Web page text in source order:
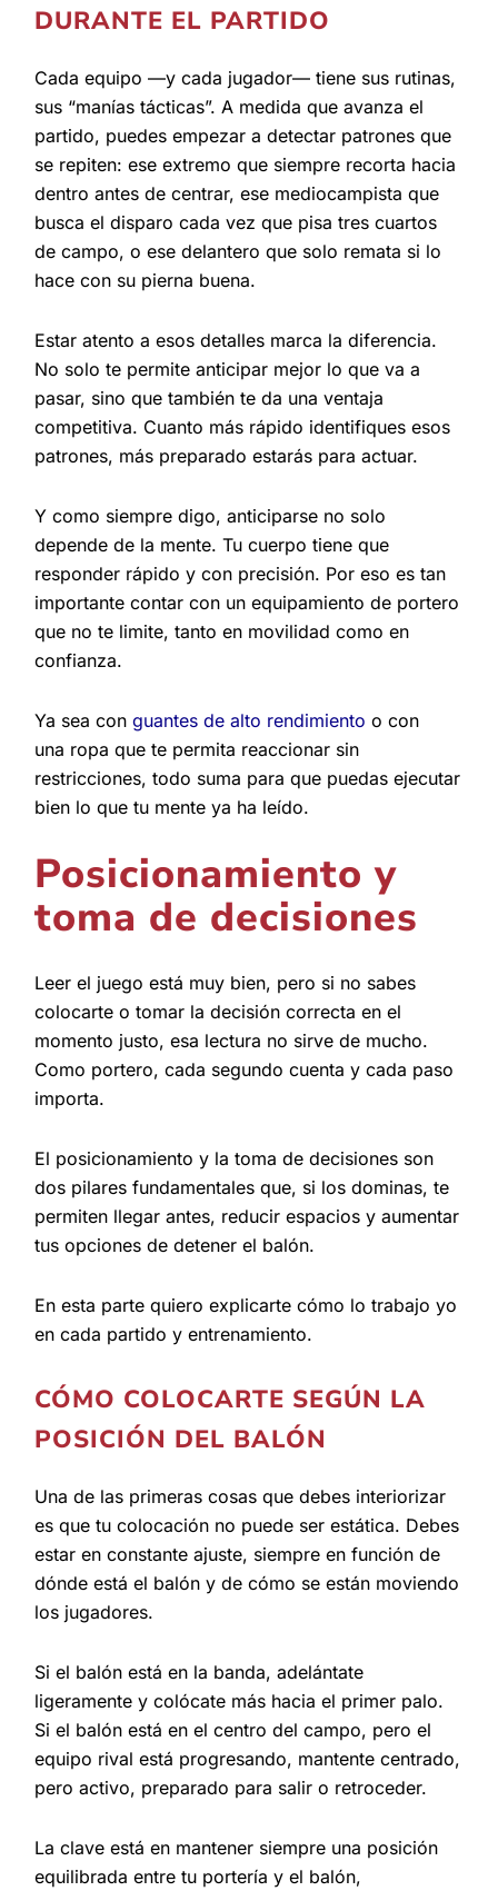
DURANTE EL PARTIDO
Cada equipo —y cada jugador— tiene sus rutinas,
sus “manías tácticas”. A medida que avanza el
partido, puedes empezar a detectar patrones que
se repiten: ese extremo que siempre recorta hacia
dentro antes de centrar, ese mediocampista que
busca el disparo cada vez que pisa tres cuartos
de campo, o ese delantero que solo remata si lo
hace con su pierna buena.
Estar atento a esos detalles marca la diferencia.
No solo te permite anticipar mejor lo que va a
pasar, sino que también te da una ventaja
competitiva. Cuanto más rápido identifiques esos
patrones, más preparado estarás para actuar.
Y como siempre digo, anticiparse no solo
depende de la mente. Tu cuerpo tiene que
responder rápido y con precisión. Por eso es tan
importante contar con un equipamiento de portero
que no te limite, tanto en movilidad como en
confianza.
Ya sea conguantes de alto rendimiento o con
una ropa que te permita reaccionar sin
restricciones, todo suma para que puedas ejecutar
bien lo que tu mente ya ha leído.
Posicionamiento y
toma de decisiones
Leer el juego está muy bien, pero si no sabes
colocarte o tomar la decisión correcta en el
momento justo, esa lectura no sirve de mucho.
Como portero, cada segundo cuenta y cada paso
importa.
El posicionamiento y la toma de decisiones son
dos pilares fundamentales que, si los dominas, te
permiten llegar antes, reducir espacios y aumentar
tus opciones de detener el balón.
En esta parte quiero explicarte cómo lo trabajo yo
en cada partido y entrenamiento.
CÓMO COLOCARTE SEGÚN LA
POSICIÓN DEL BALÓN
Una de las primeras cosas que debes interiorizar
es que tu colocación no puede ser estática. Debes
estar en constante ajuste, siempre en función de
dónde está el balón y de cómo se están moviendo
los jugadores.
Si el balón está en la banda, adelántate
ligeramente y colócate más hacia el primer palo.
Si el balón está en el centro del campo, pero el
equipo rival está progresando, mantente centrado,
pero activo, preparado para salir o retroceder.
La clave está en mantener siempre una posición
equilibrada entre tu portería y el balón,